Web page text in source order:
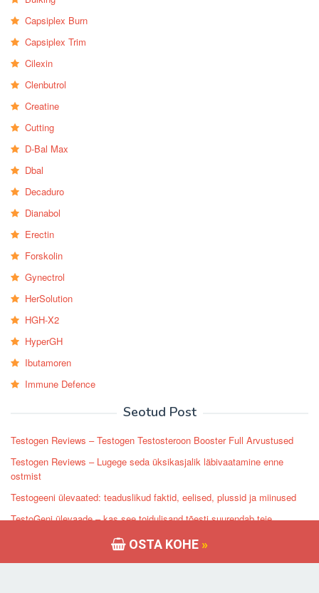
OSTA KOHE »
Capsiplex Burn
Capsiplex Trim
Cilexin
Clenbutrol
Creatine
Cutting
D-Bal Max
Dbal
Decaduro
Dianabol
Erectin
Forskolin
Gynectrol
HerSolution
HGH-X2
HyperGH
Ibutamoren
Immune Defence
Seotud Post
Testogen Reviews – Testogen Testosteroon Booster Full Arvustused
Testogen Reviews – Lugege seda üksikasjalik läbivaatamine enne
ostmist
Testogeeni ülevaated: teaduslikud faktid, eelised, plussid ja miinused
TestoGeni ülevaade – kas see toidulisand tõesti suurendab teie
Testogen Review: Kliendi iseloomustused Koostisosad, kõrvaltoimed